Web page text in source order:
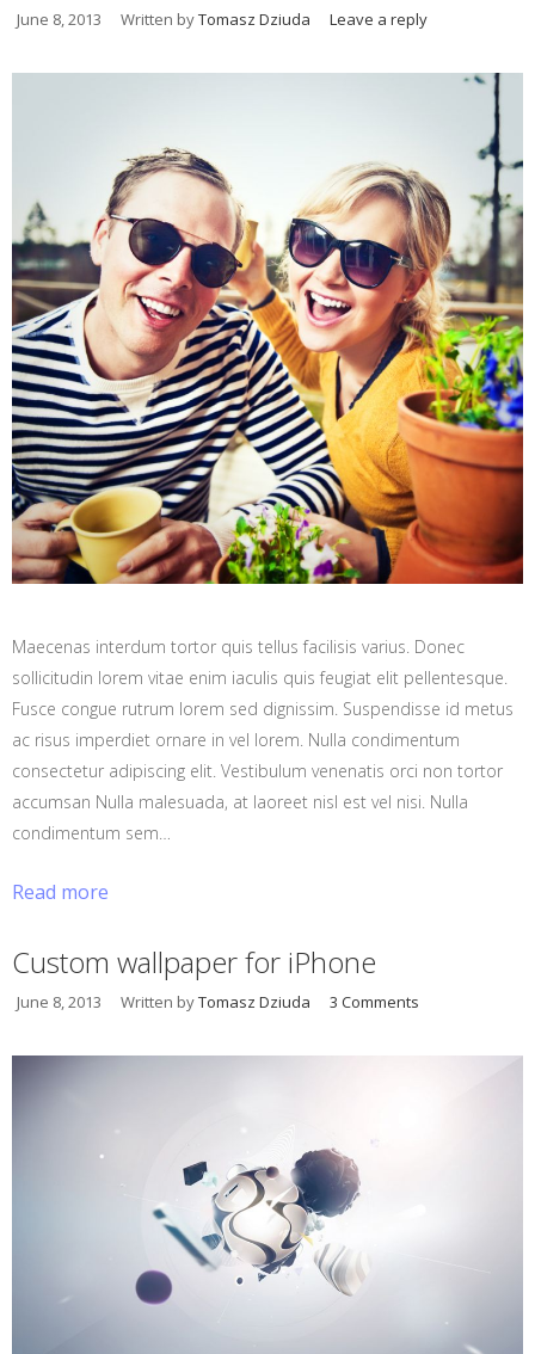
June 8, 2013 Written byTomasz Dziuda Leave a reply
Maecenas interdum tortor quis tellus facilisis varius. Donec
sollicitudin lorem vitae enim iaculis quis feugiat elit pellentesque.
Fusce congue rutrum lorem sed dignissim. Suspendisse id metus
ac risus imperdiet ornare in vel lorem. Nulla condimentum
consectetur adipiscing elit. Vestibulum venenatis orci non tortor
accumsan Nulla malesuada, at laoreet nisl est vel nisi. Nulla
condimentum sem…
Read more
Custom wallpaper for iPhone
June 8, 2013 Written byTomasz Dziuda 3 Comments